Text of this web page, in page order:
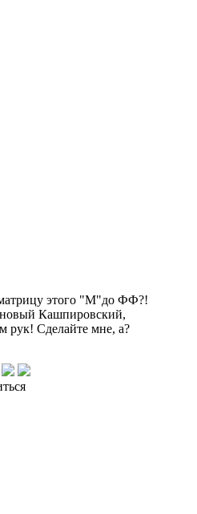
этого "М"до ФФ?!
Кашпировский,
рук! Сделайте мне, а?